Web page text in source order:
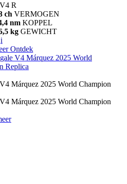
R
ch VERMOGEN
nm KOPPEL
kg GEWICHT
i
Ontdek
V4 Márquez 2025 World
Replica
Márquez 2025 World Champion
Márquez 2025 World Champion